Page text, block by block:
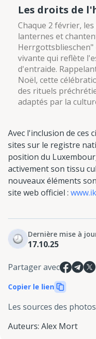
Les droits de
Chaque 2 février,
lanternes et
vivante qui reflète
d'entraide.
Noël, cette
des rituels
adaptés par la
Avec l'inclusion de ces
sites sur le registre
position du
activement son tissu
nouveaux éléments
site web officiel :
Dernière mise à
17.10.25
Partager avec
Copier le lien
Les sources des
Auteurs: Alex Mort